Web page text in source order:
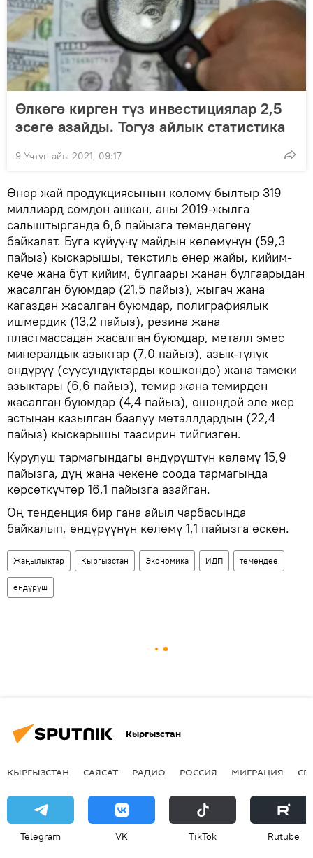
Өлкөгө кирген түз инвестициялар 2,5
эсеге азайды. Тогуз айлык статистика
9 Үчтүн айы 2021, 09:17
Өнөр жай продукциясынын көлөмү былтыр 319
миллиард сомдон ашкан, аны 2019-жылга
салыштырганда 6,6 пайызга төмөндөгөнү
байкалат. Буга күйүүчү майдын көлөмүнүн (59,3
пайыз) кыскарышы, текстиль өнөр жайы, кийим-
кече жана бут кийим, булгаары жанан булгаарыдан
жасалган буюмдар (21,5 пайыз), жыгач жана
кагаздан жасалган буюмдар, полиграфиялык
ишмердик (13,2 пайыз), резина жана
пластмассадан жасалган буюмдар, металл эмес
минералдык азыктар (7,0 пайыз), азык-түлүк
өндүрүү (суусундуктарды кошкондо) жана тамеки
азыктары (6,6 пайыз), темир жана темирден
жасалган буюмдар (4,4 пайыз), ошондой эле жер
астынан казылган баалуу металлдардын (22,4
пайыз) кыскарышы таасирин тийгизген.
Курулуш тармагындагы өндүрүштүн көлөмү 15,9
пайызга, дүң жана чекене соода тармагында
көрсөткүчтөр 16,1 пайызга азайган.
Оң тенденция бир гана айыл чарбасында
байкалып, өндүрүүнүн көлөмү 1,1 пайызга өскөн.
Жаңылыктар Кыргызстан Экономика ИДП төмөндөө
өндүрүш
Кыргызстан
КЫРГЫЗСТАН САЯСАТ РАДИО РОССИЯ МИГРАЦИЯ
Telegram VK ТikТоk Rutube